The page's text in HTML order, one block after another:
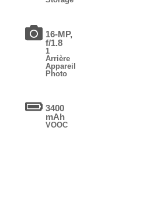
16-MP,
f/1.8
1
Arrière
Appareil
Photo
3400
mAh
VOOC